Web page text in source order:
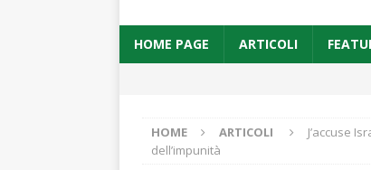
HOME PAGE ARTICOLI
HOME ARTICOLI
J’accuse
dell’impunità